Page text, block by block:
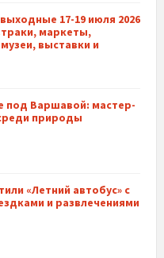
17-19 июля 2026
маркеты,
выставки и
под Варшавой: мастер-
природы
«Летний автобус» с
и развлечениями